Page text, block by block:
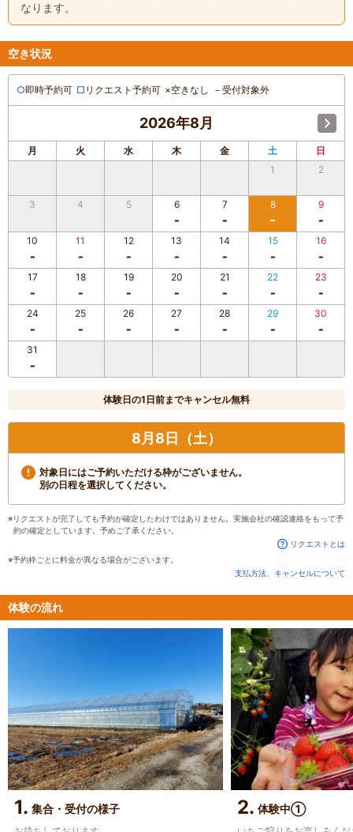
なります。
空き状況
○即時予約可 □ リクエスト予約可 ×空きなし － 受付対象外
2026年8月
月 火 水 木 金 土
日
1
2
3 4 5 6 7 8 9
10 11 12 13 14 15 16
17 18 19 20 21 22 23
24 25 26 27 28 29 30
31
体験日の1日前までキャンセル無料
8月8日（土）
対象日にはご予約いただける枠がございません。
別の日程を選択してください。
※リクエストが完了しても予約が確定したわけではありません。実施会社の確認連絡をもって予
約の確定としています。予めご了承ください。
リクエストとは
※予約枠ごとに料金が異なる場合がございます。
支払方法、キャンセルについて
体験の流れ
1. 集合・受付の様子 2. 体験中①